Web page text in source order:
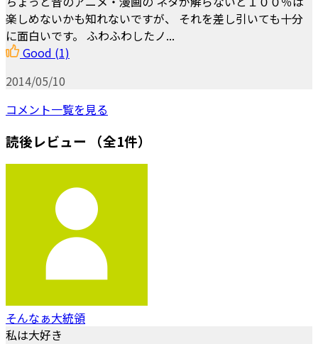
楽しめないかも知れないですが、 それを差し引いても十分
に面白いです。 ふわふわしたノ...
Good (1)
2014/05/10
コメント一覧を見る
読後レビュー （全1件）
そんなぁ大統領
私は大好き